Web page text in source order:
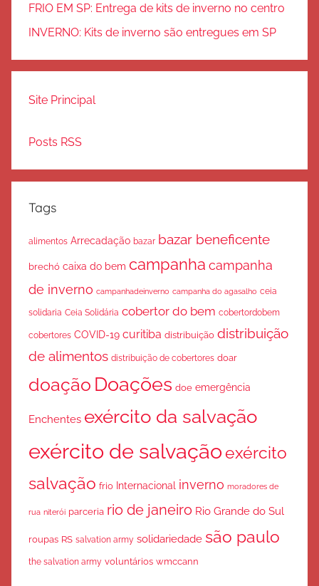
FRIO EM SP: Entrega de kits de inverno no centro
INVERNO: Kits de inverno são entregues em SP
Site Principal
Posts RSS
Tags
alimentos Arrecadação bazar bazar beneficente
brechó caixa do bem campanha campanha
de inverno campanhadeinverno campanha do agasalho ceia
solidaria Ceia Solidária cobertor do bem cobertordobem
cobertores COVID-19 curitiba distribuição distribuição
de alimentos distribuição de cobertores doar
doação Doações doe emergência
Enchentes exército da salvação
exército de salvaçãoexército
salvação frio Internacional inverno moradores de
rua niterói parceria rio de janeiro Rio Grande do Sul
roupas RS salvation army solidariedade são paulo
the salvation army voluntários wmccann